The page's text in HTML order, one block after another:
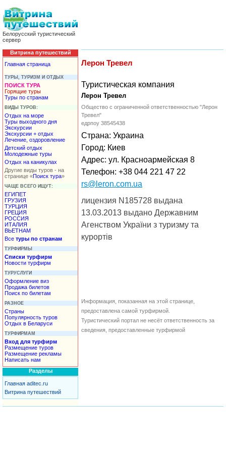
Белорусский туристический
сервер
Витрина путешествий
Главная страница
ТУРЫ, ТУРИЗМ И ОТДЫХ
ПОИСК ТУРА
Горящие туры
Туры по странам
ВИДЫ ТУРОВ:
Отдых на море
Туры выходного дня
Экскурсии
Экскурсии + отдых
Лечение, оздоровление
Детский отдых
Молодежные туры
Отдых на каникулах
Другие виды туров - на
странице «Поиск тура»
ЧАЩЕ ВСЕГО ИЩУТ:
ЕГИПЕТ
ГРУЗИЯ
ТУРЦИЯ
ГРЕЦИЯ
РОССИЯ
ИТАЛИЯ
ВЬЕТНАМ
Все туры по странам
ТУРФИРМЫ
Списки турфирм
Новости турфирм
ТУРУСЛУГИ
Оформление виз
Продажа билетов
Поиск по билетам
РАЗНОЕ
Страны
Популярность туров
Отдых в Беларуси
ТУРФИРМАМ
Вход для турфирм
Размещение туров
Размещение рекламы
Написать нам
Разделы
Главная aditec.ru
Витрина путешествий
Лерон Тревел
Туристическая компания
Лерон Тревел
Общество с ограниченной ответственностью "Лерон
Тревел"
едрпоу 38545438
Страна: Украина
Город: Киев
Адрес: ул. Красноармейская 8
Телефон: +38 044 221 47 22
rs@leron.com.ua
лицензия N185728 выдана
13.03.2013 выдано Державним
Агенством України з туризму та
курортів
Информация, показанная на этой странице,
предоставлена самой турфирмой.
Туристический портал не несёт ответственность за
сведения, предоставленные турфирмой